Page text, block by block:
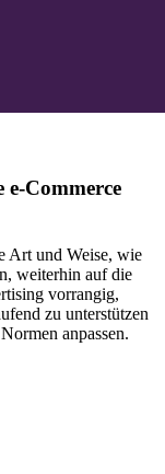
e-Commerce
Art und Weise, wie
weiterhin auf die
vorrangig,
zu unterstützen
anpassen.